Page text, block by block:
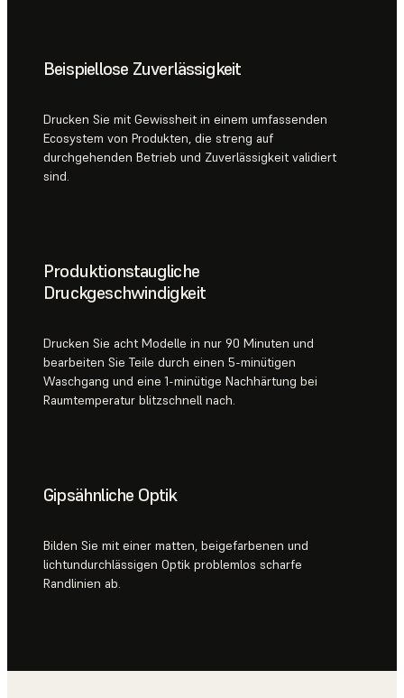
Beispiellose Zuverlässigkeit
Drucken Sie mit Gewissheit in einem umfassenden
Ecosystem von Produkten, die streng auf
durchgehenden Betrieb und Zuverlässigkeit validiert
sind.
Produktionstaugliche
Druckgeschwindigkeit
Drucken Sie acht Modelle in nur 90 Minuten und
bearbeiten Sie Teile durch einen 5-minütigen
Waschgang und eine 1-minütige Nachhärtung bei
Raumtemperatur blitzschnell nach.
Gipsähnliche Optik
Bilden Sie mit einer matten, beigefarbenen und
lichtundurchlässigen Optik problemlos scharfe
Randlinien ab.